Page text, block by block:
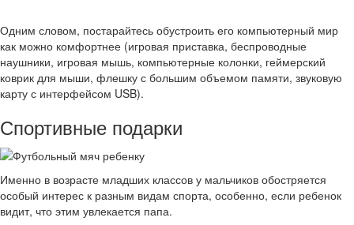
Одним словом, постарайтесь обустроить его компьютерный мир
как можно комфортнее (игровая приставка, беспроводные
наушники, игровая мышь, компьютерные колонки, геймерский
коврик для мыши, флешку с большим объемом памяти, звуковую
карту с интерфейсом USB).
Спортивные подарки
Именно в возрасте младших классов у мальчиков обостряется
особый интерес к разным видам спорта, особенно, если ребенок
видит, что этим увлекается папа.